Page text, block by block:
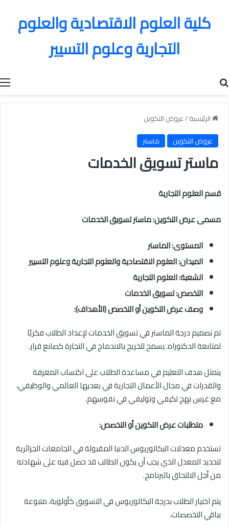
كلية العلوم الاقتصادية والعلوم
التجارية وعلوم التسيير
الرئيسية/عروض التكوين
عروض التكوين
ماستر
ماستر تسويق الخدمات
قسم العلوم التجارية
مسمى عرض التكوين: ماستر تسويق الخدمات
المستوى: الماستر
الميدان: العلوم الاقتصادية والعلوم التجارية وعلوم التسيير
الشعبة: العلوم التجارية
التخصص: تسويق الخدمات
وصف عرض التكوين أو التخصص (الأهداف):
تم تصميم درجة الماستر في تسويق الخدمات لإعداد الطلاب فكريًا
لمتابعة الدكتوراه. يسمح للخريج بالاندماج في التجارة كصانع قرار.
يتمثل هدف التعليم في مساعدة الطلاب على اكتساب المعرفة
والقدرات في مجال الأعمال التجارية في بعديها العالمي والوظيفي،
مع غرس نهج تكيفي وتوليفي في نفوسهم.
متطلبات عرض التكوين أو التخصص:
تستخدم معدلات البكالوريوس الدنيا المقبولة في الجامعات الجزائرية
لتحديد المعدل الذي يجب أن يكون الطالب قد حصل فيه على شهادته
من أجل الالتحاق بالبرنامج.
يتم اختيار الطلاب بدرجة البكالوريوس في التسويق كأولوية، متبوعة
بباقي التخصصات.